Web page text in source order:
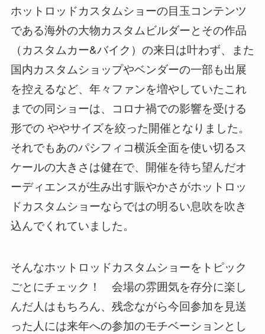
ホットロッドカスタムショーの目玉コンテンツ
である海外の大物カスタムビルダーとその作品
（カスタムカー&バイク）の来日は叶わず、また
国内カスタムショップやベンダーの一部も出展
を控えるなど、年々ファンを増やしていたこれ
までの同ショーは、コロナ禍での影響を受ける
形での ややサイズを絞った開催となりました。
それでもあのパシフィコ横浜全面を使い切るス
ケールの大きさは健在で、開催を待ち望んだオ
ーディエンスが生み出す賑やかさがホットロッ
ドカスタムショーならではの明るい息吹を吹き
込んでくれていました。
そんなホットロッドカスタムショーをトピック
ごとにチェック！ 会場の雰囲気を存分に楽し
んだ人はもちろん、残念ながら今回参加を見送
った人には来年への参加のモチベーションとし